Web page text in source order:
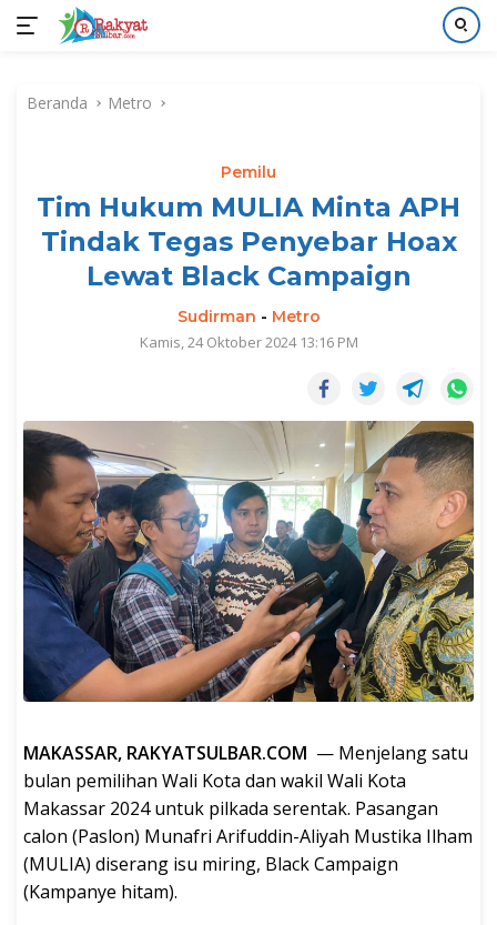
kontenBeranda Metro
Pemilu
Tim Hukum MULIA Minta APH
Tindak Tegas Penyebar Hoax
Lewat Black Campaign
Sudirman - Metro
Kamis, 24 Oktober 2024 13:16 PM
MAKASSAR, RAKYATSULBAR.COM — Menjelang satu
bulan pemilihan Wali Kota dan wakil Wali Kota
Makassar 2024 untuk pilkada serentak. Pasangan
calon (Paslon) Munafri Arifuddin-Aliyah Mustika Ilham
(MULIA) diserang isu miring, Black Campaign
(Kampanye hitam).